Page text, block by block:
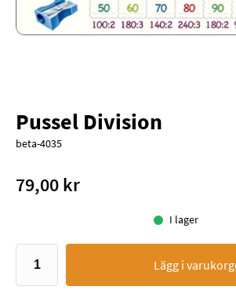
Pussel Division
beta-4035
79,00 kr
I lager
Lägg i